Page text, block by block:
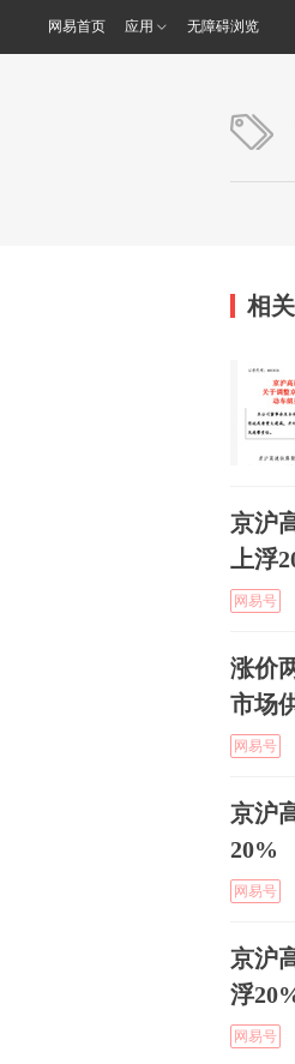
网易首页 应用 无障碍浏览
相
京沪
上浮
网易号
涨价
市场
网易号
京沪
20%
网易号
京沪
浮
网易号